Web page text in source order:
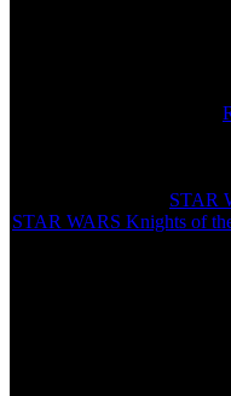
STAR
STAR WARS Knights of